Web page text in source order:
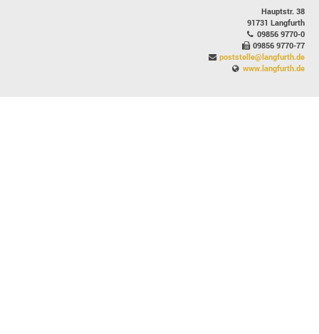
Hauptstr. 38
91731 Langfurth
09856 9770-0
09856 9770-77
poststelle@langfurth.de
www.langfurth.de